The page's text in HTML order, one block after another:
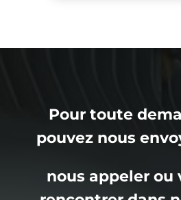
Pour toute
pouvez nous
nous appeler ou